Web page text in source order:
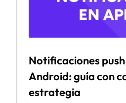
Notificaciones
Android: guía con
estrategia